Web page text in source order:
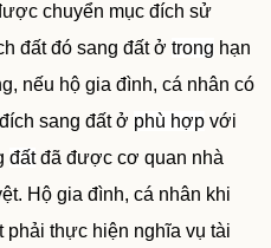
chuyển mục đích sử
đất đó sang đất ởtrong hạn
nếu hộ gia đình, cá nhân có
sang đất ở phù hợp với
đấtđã được cơ quan nhà
Hộ gia đình, cá nhân khi
phải thực hiện nghĩa vụ tài